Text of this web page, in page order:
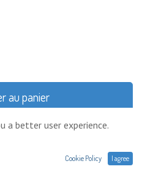
au panier
a better user experience.
Cookie Policy I agree